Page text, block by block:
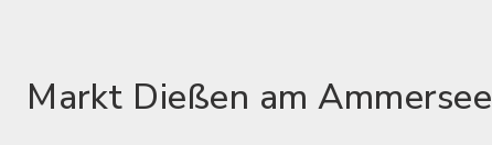
Markt Dießen am Ammersee